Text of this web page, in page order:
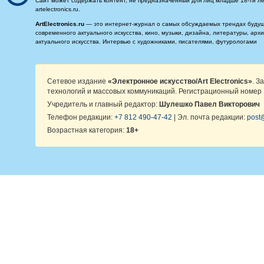
artelectronics.ru.
ArtElectronics.ru — это интернет-журнал о самых обсуждаемых трендах
современного актуального искусства, кино, музыки, дизайна, литературы,
актуального искусства. Интервью с художниками, писателями, футурологами
Сетевое издание «Электронное искусство/Art Electronics» .
технологий и массовых коммуникаций. Регистрационный
Учредитель и главный редактор: Шулешко Павел Викторович
Телефон редакции: +7 812 490-47-42 | Эл. почта редакции:
Возрастная категория: 18+